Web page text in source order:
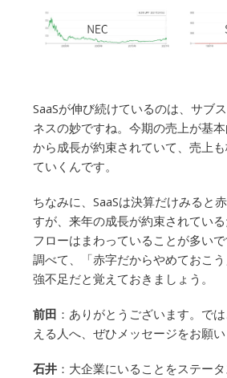
SaaSが伸び続けているのは、サブ
ネスの妙ですね。今期の売上が基
から成長が約束されていて、売上
ていくんです。
ちなみに、SaaSは決算だけみると
すが、来年の成長が約束されてい
フローはまわっていることが多い
調べて、「赤字だからやめておこ
強不足だと覚えておきましょう。
前田 ：ありがとうございます。で
える人へ、ぜひメッセージをお願い
石井 ：大企業にいることをステー